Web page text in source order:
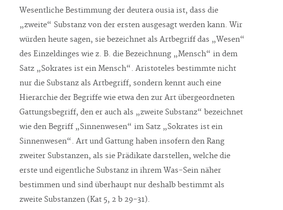
Wesentliche Bestimmung der deutera ousia ist, dass die
„zweite“ Substanz von der ersten ausgesagt werden kann. Wir
würden heute sagen, sie bezeichnet als Artbegriff das „Wesen“
des Einzeldinges wie z. B. die Bezeichnung „Mensch“ in dem
Satz „Sokrates ist ein Mensch“. Aristoteles bestimmte nicht
nur die Substanz als Artbegriff, sondern kennt auch eine
Hierarchie der Begriffe wie etwa den zur Art übergeordneten
Gattungsbegriff, den er auch als „zweite Substanz“ bezeichnet
wie den Begriff „Sinnenwesen“ im Satz „Sokrates ist ein
Sinnenwesen“. Art und Gattung haben insofern den Rang
zweiter Substanzen, als sie Prädikate darstellen, welche die
erste und eigentliche Substanz in ihrem Was-Sein näher
bestimmen und sind überhaupt nur deshalb bestimmt als
zweite Substanzen (Kat 5, 2 b 29-31).